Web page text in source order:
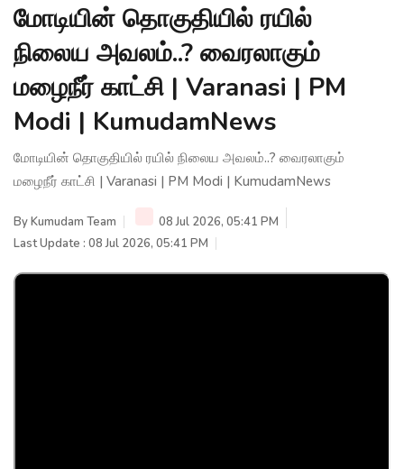
மோடியின் தொகுதியில் ரயில்
நிலைய அவலம்..? வைரலாகும்
மழைநீர் காட்சி | Varanasi | PM
Modi | KumudamNews
மோடியின் தொகுதியில் ரயில் நிலைய அவலம்..? வைரலாகும்
மழைநீர் காட்சி | Varanasi | PM Modi | KumudamNews
ByKumudam Team
08 Jul 2026, 05:41 PM
Last Update : 08 Jul 2026, 05:41 PM